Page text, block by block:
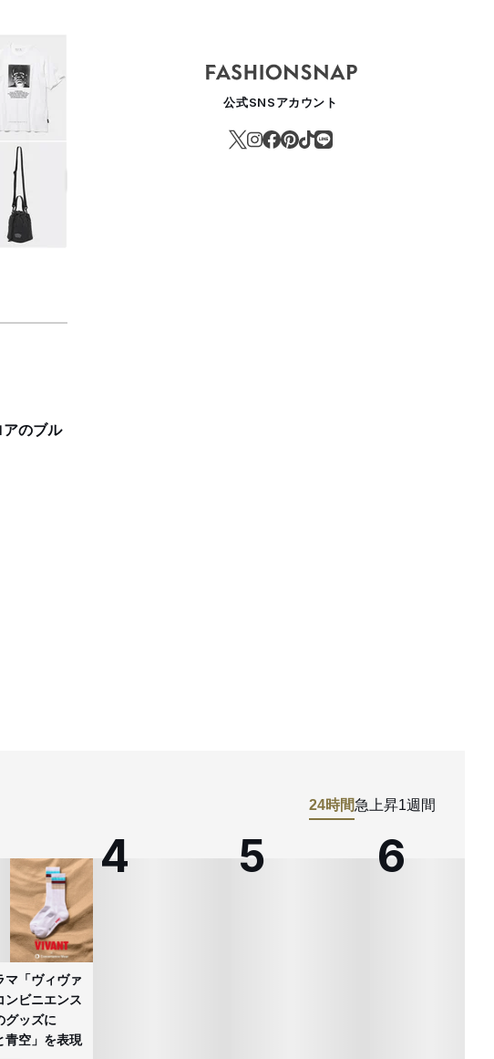
TOGAがチェルシーの元フーリガンが作ったZINEとコラボ カプセルコ
のブル
公式SNSアカウント
24時間急上昇1週間
マ「ヴィヴァ
ンビニエンス
グッズに
青空」を表現